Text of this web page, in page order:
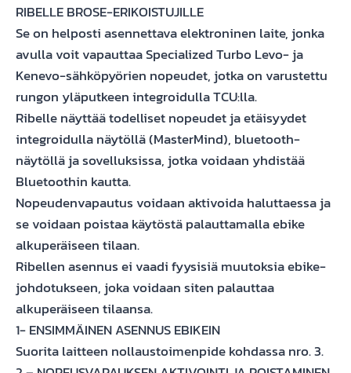
RIBELLE BROSE-ERIKOISTUJILLE
Se on helposti asennettava elektroninen laite, jonka
avulla voit vapauttaa Specialized Turbo Levo- ja
Kenevo-sähköpyörien nopeudet, jotka on varustettu
rungon yläputkeen integroidulla TCU:lla.
Ribelle näyttää todelliset nopeudet ja etäisyydet
integroidulla näytöllä (MasterMind), bluetooth-
näytöllä ja sovelluksissa, jotka voidaan yhdistää
Bluetoothin kautta.
Nopeudenvapautus voidaan aktivoida haluttaessa ja
se voidaan poistaa käytöstä palauttamalla ebike
alkuperäiseen tilaan.
Ribellen asennus ei vaadi fyysisiä muutoksia ebike-
johdotukseen, joka voidaan siten palauttaa
alkuperäiseen tilaansa.
1- ENSIMMÄINEN ASENNUS EBIKEIN
Suorita laitteen nollaustoimenpide kohdassa nro. 3.